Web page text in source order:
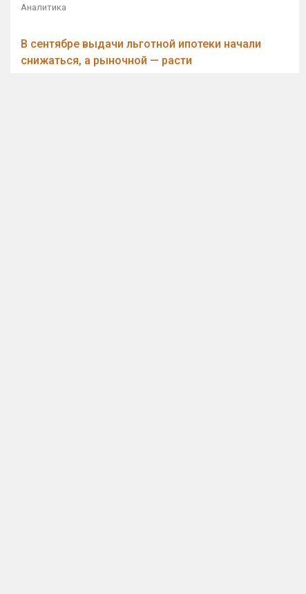
Аналитика
В сентябре выдачи льготной ипотеки начали
снижаться, а рыночной — расти